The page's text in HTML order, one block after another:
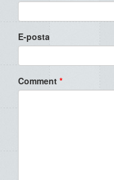
E-posta
Comment *